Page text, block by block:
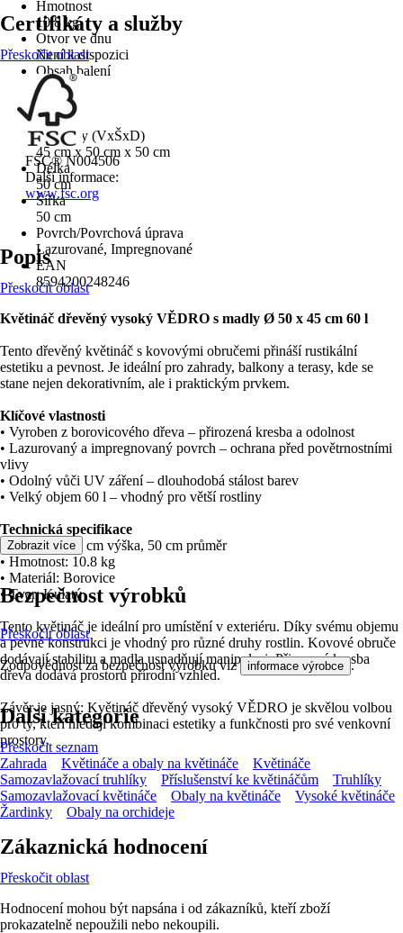
Hmotnost
10,8 kg
Otvor ve dnu
Není k dispozici
Obsah balení
-
Výška
45 cm
Rozměry (VxŠxD)
45 cm x 50 cm x 50 cm
Délka
50 cm
Šířka
50 cm
Povrch/Povrchová úprava
Lazurované, Impregnované
EAN
8594200248246
Certifikáty a služby
Přeskočit oblast
FSC® N004506
Další informace:
www.fsc.org
Popis
Přeskočit oblast
Květináč dřevěný vysoký VĚDRO s madly Ø 50 x 45 cm 60 l
Tento dřevěný květináč s kovovými obručemi přináší rustikální
estetiku a pevnost. Je ideální pro zahrady, balkony a terasy, kde se
stane nejen dekorativním, ale i praktickým prvkem.
Klíčové vlastnosti
• Vyroben z borovicového dřeva – přirozená kresba a odolnost
• Lazurovaný a impregnovaný povrch – ochrana před povětrnostními
vlivy
• Odolný vůči UV záření – dlouhodobá stálost barev
• Velký objem 60 l – vhodný pro větší rostliny
Technická specifikace
• Rozměry: 45 cm výška, 50 cm průměr
• Hmotnost: 10.8 kg
• Materiál: Borovice
• Tvar: Kulatý
Tento květináč je ideální pro umístění v exteriéru. Díky svému objemu
a pevné konstrukci je vhodný pro různé druhy rostlin. Kovové obruče
dodávají stabilitu a madla usnadňují manipulaci. Přirozená kresba
dřeva dodává prostoru přírodní vzhled.
Závěr je jasný: Květináč dřevěný vysoký VĚDRO je skvělou volbou
pro ty, kteří hledají kombinaci estetiky a funkčnosti pro své venkovní
prostory.
Zobrazit více
Bezpečnost výrobků
Přeskočit oblast
Zodpovědnost za bezpečnost výrobku viz informace výrobce .
Další kategorie
Přeskočit seznam
Zahrada
Květináče a obaly na květináče
Květináče
Samozavlažovací truhlíky
Příslušenství ke květináčům
Truhlíky
Samozavlažovací květináče
Obaly na květináče
Vysoké květináče
Žardinky
Obaly na orchideje
Zákaznická hodnocení
Přeskočit oblast
Hodnocení mohou být napsána i od zákazníků, kteří zboží
prokazatelně nepoužili nebo nekoupili.